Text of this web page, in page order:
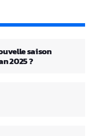
saison
2025 ?